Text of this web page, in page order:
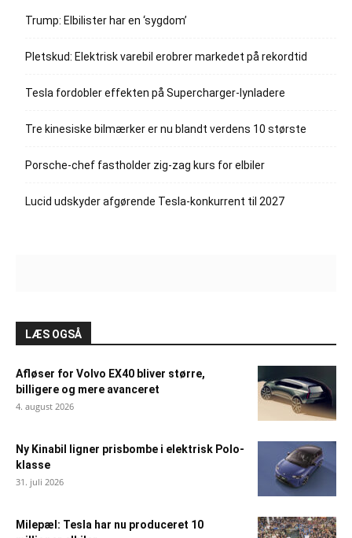
Trump: Elbilister har en ‘sygdom’
Pletskud: Elektrisk varebil erobrer markedet på rekordtid
Tesla fordobler effekten på Supercharger-lynladere
Tre kinesiske bilmærker er nu blandt verdens 10 største
Porsche-chef fastholder zig-zag kurs for elbiler
Lucid udskyder afgørende Tesla-konkurrent til 2027
LÆS OGSÅ
Afløser for Volvo EX40 bliver større,
billigere og mere avanceret
4. august 2026
Ny Kinabil ligner prisbombe i elektrisk Polo-
klasse
31. juli 2026
Milepæl: Tesla har nu produceret 10